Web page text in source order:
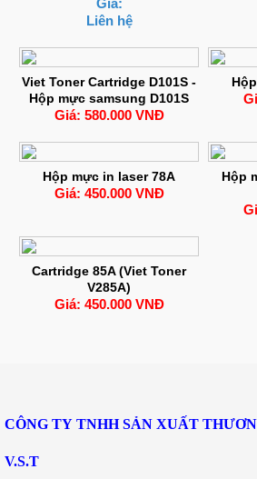
Liên hệ
Viet Toner Cartridge D101S -
Hộp mực samsung D101S
Giá: 580.000 VNĐ
Hộp mực in laser 78A
Giá: 450.000 VNĐ
Hộp
Cartridge 85A (Viet Toner
V285A)
Giá: 450.000 VNĐ
CÔNG TY TNHH SẢN XUẤT
V.S.T